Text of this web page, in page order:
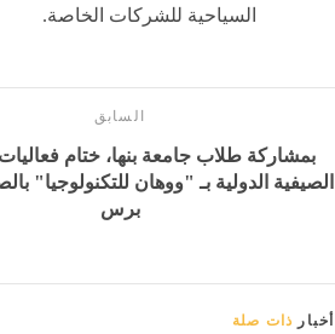
السياحية للشركات الخاصة.
السابق
بمشاركة طلاب جامعة بنها، ختام
الصيفية الدولية بـ "ووهان للتكنولوجيا"
برس
أخبار ذات صلة